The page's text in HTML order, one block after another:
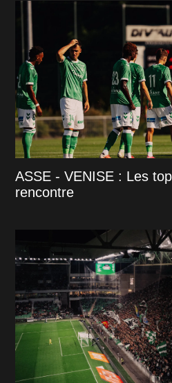
ASSE - VENISE : Les
rencontre